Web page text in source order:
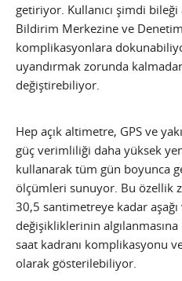
getiriyor. Kullanıcı şimdi bileği
Bildirim Merkezine ve
komplikasyonlara
uyandırmak zorunda
değiştirebiliyor.
Hep açık altimetre, GPS ve
güç verimliliği daha yüksek
kullanarak tüm gün boyunca
ölçümleri sunuyor. Bu özellik
30,5 santimetreye kadar
değişikliklerinin
saat kadranı komplikasyonu
olarak gösterilebiliyor.